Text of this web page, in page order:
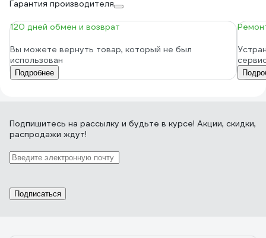
Гарантия производителя
120 дней обмен и возврат
Вы можете вернуть товар, который не был
использован
Подробнее
Подпишитесь на рассылку и будьте в курсе! Акции, скидки,
распродажи ждут!
Подписаться